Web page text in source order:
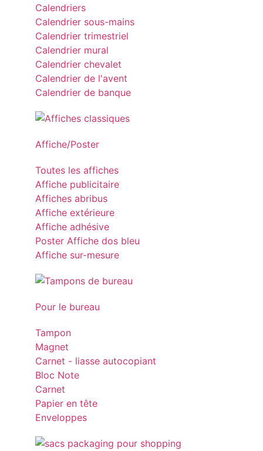
Calendriers
Calendrier sous-mains
Calendrier trimestriel
Calendrier mural
Calendrier chevalet
Calendrier de l'avent
Calendrier de banque
Affiche/Poster
Toutes les affiches
Affiche publicitaire
Affiches abribus
Affiche extérieure
Affiche adhésive
Poster Affiche dos bleu
Affiche sur-mesure
Pour le bureau
Tampon
Magnet
Carnet - liasse autocopiant
Bloc Note
Carnet
Papier en tête
Enveloppes